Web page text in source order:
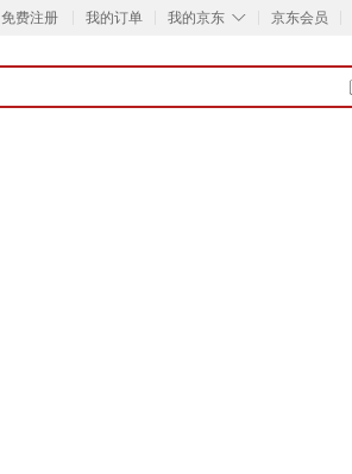
免费注册 我的订单 ◇
我的京东 京东会员